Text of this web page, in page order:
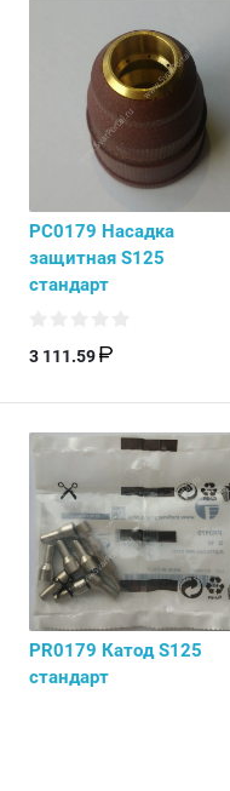
PC0179 Насадка
защитная S125
стандарт
3 111.59
PR0179 Катод S125
стандарт